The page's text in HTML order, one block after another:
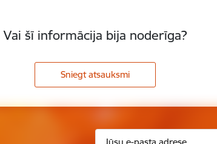
Vai šī informācija bija noderīga?
Sniegt atsauksmi